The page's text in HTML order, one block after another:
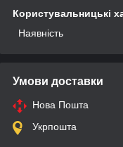
Користувальницькі
Наявність
Умови доставки
Нова Пошта
Укрпошта